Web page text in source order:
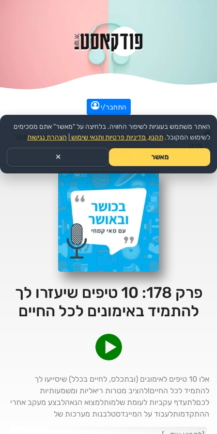
התחבר/י
עמוד הבית >> בריאות וכושר >>הפודקאסט: בכושר ובאושר
פרק 178: 10 טיפים שיעזרו לך
להתמיד באימונים לכל החיים
אלו 10 טיפים לאימונים (ובתכלס, לחיים בכלל) שיסייעו לך
להתמיד לכל החיים!להציב מטרות ריאליות ומשמעותיות
לכםלתעדף עקביות לעומת שלמותלמצוא הנאהלבצע מעקב אחרי
ההתקדמותלעבוד על המיינדסטלבנות מערכות של
האתר משתמש בעוגיות לשיפור החוויה. בלחיצה על "מאשר" אתם מסכימים
לשימוש המקובל. תקנון, מדיניות פרטיות ותנאי שימוש הצהרת נגישות
מאשר ✕